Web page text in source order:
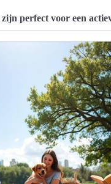
perfect voor een